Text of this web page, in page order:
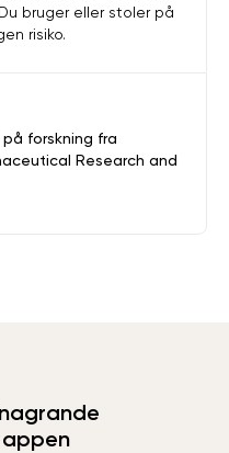
forskning fra
Research and
bruger eller stoler på
risiko.